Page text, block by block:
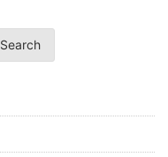
Search